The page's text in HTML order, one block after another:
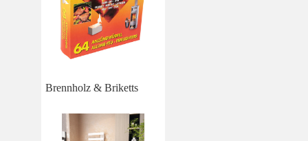
Brennholz & Briketts